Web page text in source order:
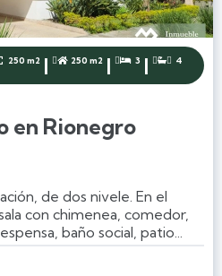
250 m2 |  250 m2 |  3 |  4
en Rionegro
de dos nivele. En el
con chimenea, comedor,
baño social, patio...